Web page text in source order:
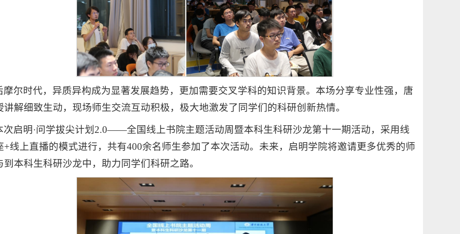
摩尔时代，异质异构成为显著发展趋势，更加需要交叉学科的知识背景。本场分享专业性强，唐
讲解细致生动，现场师生交流互动积极，极大地激发了同学们的科研创新热情。
次启明·问学拔尖计划2.0——全国线上书院主题活动周暨本科生科研沙龙第十一期活动，采用线
+线上直播的模式进行，共有400余名师生参加了本次活动。未来，启明学院将邀请更多优秀的师
到本科生科研沙龙中，助力同学们科研之路。